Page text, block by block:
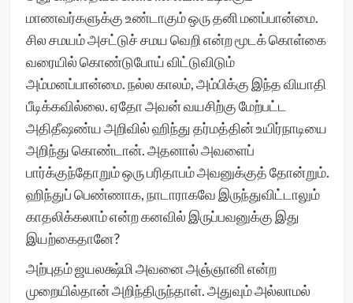
மாணவர்களுக்கு உண்டாகும் ஒரு தனி மனப்பான்மை.
சில சமயம் அசட்டுச் சமய வெறி என்ற மூடக் கொள்கை
வரையில் கொண்டுபோய் விட்டுவிடும்
அம்மனப்பான்மை. நல்ல காலம், அம்பிக்கு இந்த வியாதி
பீடிக்கவில்லை. ஏதோ அவன் வயசிற்கு மேற்பட்ட
அதிதீஷண்ய அறிவில் ஹிந்து தர்மத்தின் உயிர்நாடியை
அறிந்து கொண்டான். அதனால் அவளைப்
பார்க்குந்தோறும் ஒரு பரிதாபம் அவனுக்குத் தோன்றும்.
ஹிந்துப் பெண்ணாக, நாடாராகவே இருந்துவிட்டாலும்
காதலிக்கலாம் என்ற கனவில் இருப்பவனுக்கு இது
இயற்கைதானே?
அற்புதம் ஜயலக்ஷ்மி அவனை அஞ்ஞானி என்ற
முறையில்தான் அறிந்திருந்தாள். அதுவும் அல்லாமல்